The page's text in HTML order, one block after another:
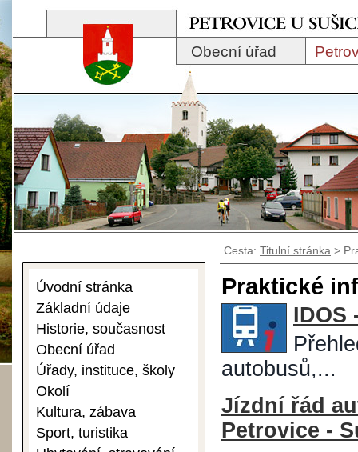
Obecní úřad
Cesta: Titulní stránka >
Úvodní stránka
Základní údaje
Historie, současnost
Obecní úřad
Úřady, instituce, školy
Okolí
Kultura, zábava
Sport, turistika
Praktické
IDOS
autobusů,...
Jízdní řád
Petrovice -